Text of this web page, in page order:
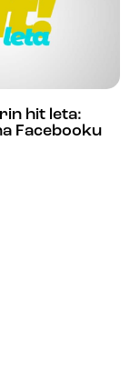
hit leta:
Facebooku